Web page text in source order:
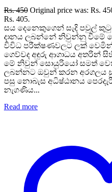
Rs.450 Original price was: Rs.
Rs. 405.
සය දෙනෙකුගෙන් සැදි පවුල්
දානය ලබන්නේ නිවුන්නු වීමේ
විවිධ පරීක්ෂණවලට ලක් වෙමින්
ගෙව්වද අඳුරු ආගාධය අතරින්
මේ නිවුන් සොයුරියෝ සමත්
ලබන්නට ඔවුන් කරන අරගලය
පසු නොබැස අධිෂ්ඨානය
නැගණිය...
Read more